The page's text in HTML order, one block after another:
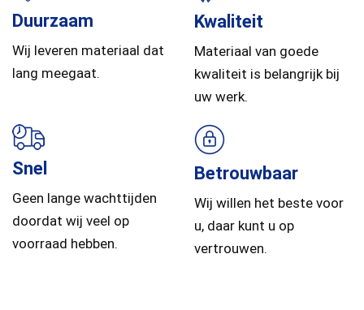
Duurzaam
Wij leveren materiaal dat
lang meegaat.
Kwaliteit
Materiaal van goede
kwaliteit is belangrijk bij
uw werk.
Snel
Geen lange wachttijden
doordat wij veel op
voorraad hebben.
Betrouwbaar
Wij willen het beste voor
u, daar kunt u op
vertrouwen.